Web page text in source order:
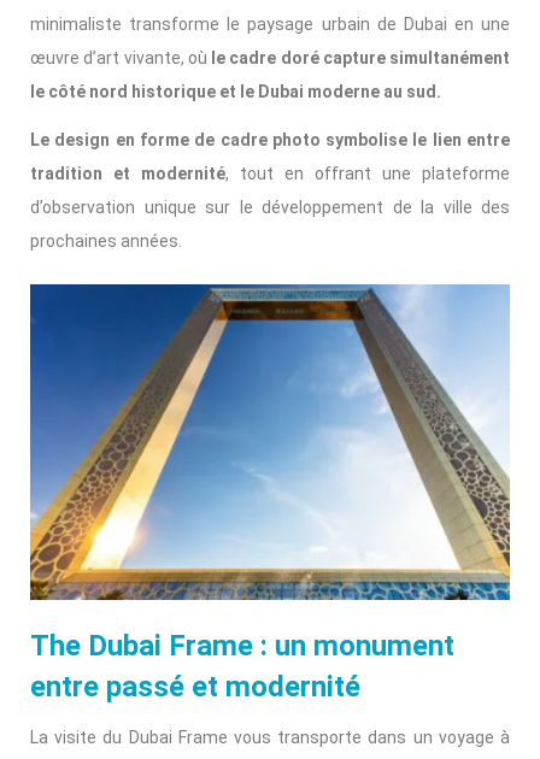
minimaliste transforme le paysage urbain de Dubai en une
œuvre d’art vivante, où le cadre doré capture simultanément
le côté nord historique et le Dubai moderne au sud.
Le design en forme de cadre photo symbolise le lien entre
tradition et modernité, tout en offrant une plateforme
d’observation unique sur le développement de la ville des
prochaines années.
The Dubai Frame : un monument
entre passé et modernité
La visite du Dubai Frame vous transporte dans un voyage à